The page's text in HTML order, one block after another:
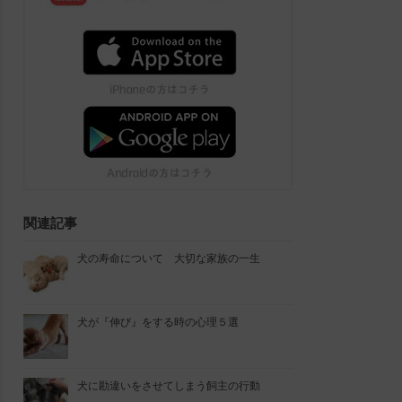
関連記事
犬の寿命について 大切な家族の一生
犬が『伸び』をする時の心理５選
犬に勘違いをさせてしまう飼主の行動